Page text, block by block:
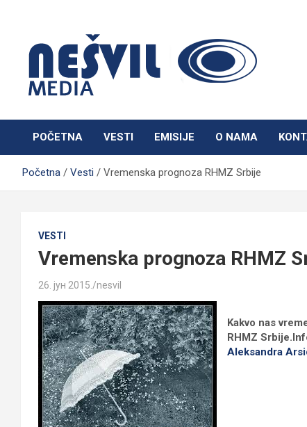
Nešvil Media Bogatić
POČETNA VESTI EMISIJE O NAMA
Početna Vesti Vremenska prognoza RHMZ Srbije
VESTI
Vremenska prognoza RHMZ
26. јун 2015. nesvil
Kakvo nas
RHMZ
Aleksandra